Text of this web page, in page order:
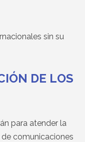
sin su
DE LOS
para atender la
comunicaciones